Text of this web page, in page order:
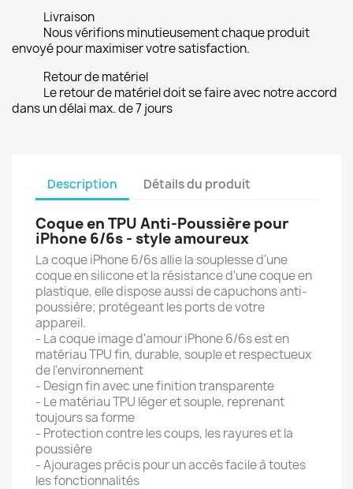
Livraison
Nous vérifions minutieusement chaque produit
envoyé pour maximiser votre satisfaction.
Retour de matériel
Le retour de matériel doit se faire avec notre accord
dans un délai max. de 7 jours
Description Détails du produit
Coque en TPU Anti-Poussière pour
iPhone 6/6s - style amoureux
La coque iPhone 6/6s allie la souplesse d'une
coque en silicone et la résistance d'une coque en
plastique, elle dispose aussi de capuchons anti-
poussière; protégeant les ports de votre
appareil.
- La coque image d'amour iPhone 6/6s est en
matériau TPU fin, durable, souple et respectueux
de l'environnement
- Design fin avec une finition transparente
- Le matériau TPU léger et souple, reprenant
toujours sa forme
- Protection contre les coups, les rayures et la
poussière
- Ajourages précis pour un accès facile à toutes
les fonctionnalités